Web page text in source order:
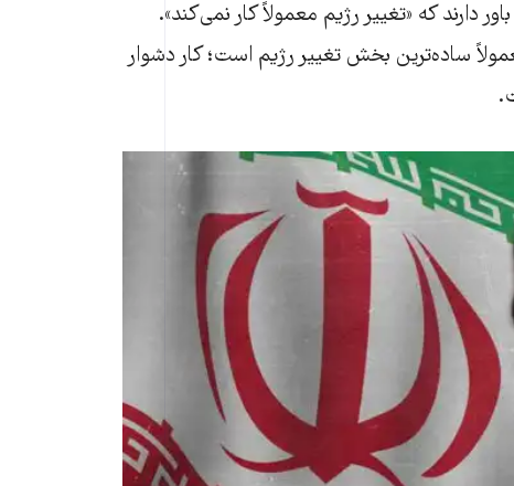
دارند که «تغییر رژیم معمولاً کار نمی‌کند».
ساده‌ترین بخش تغییر رژیم است؛ کار دشوار